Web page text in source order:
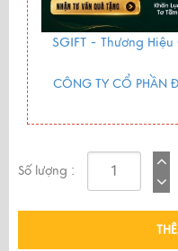
SGIFT - Thương
CÔNG TY CỔ PHẦN
Số lượng :